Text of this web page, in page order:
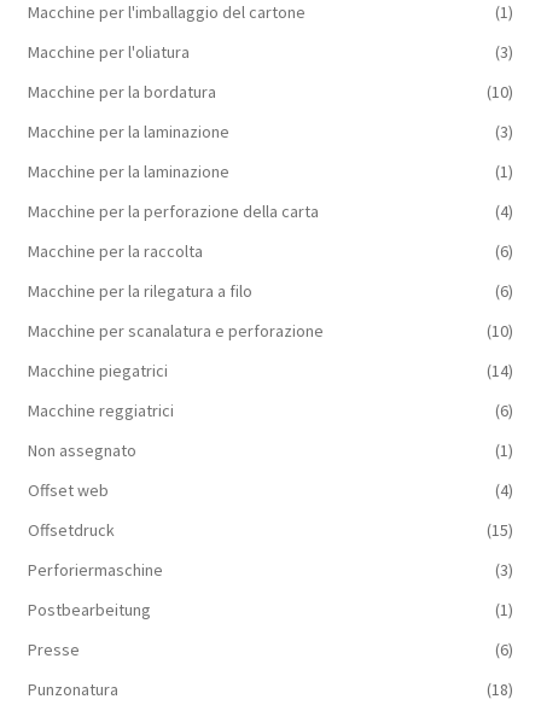
Macchine per l'imballaggio del cartone
(1)
Macchine per l'oliatura
(3)
Macchine per la bordatura
(10)
Macchine per la laminazione
(3)
Macchine per la laminazione
(1)
Macchine per la perforazione della carta
(4)
Macchine per la raccolta
(6)
Macchine per la rilegatura a filo
(6)
Macchine per scanalatura e perforazione
(10)
Macchine piegatrici
(14)
Macchine reggiatrici
(6)
Non assegnato
(1)
Offset web
(4)
Offsetdruck
(15)
Perforiermaschine
(3)
Postbearbeitung
(1)
Presse
(6)
Punzonatura
(18)